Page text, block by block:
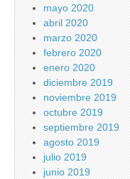
mayo 2020
abril 2020
marzo 2020
febrero 2020
enero 2020
diciembre 2019
noviembre 2019
octubre 2019
septiembre 2019
agosto 2019
julio 2019
junio 2019